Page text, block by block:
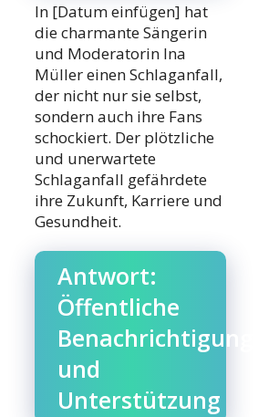
In [Datum einfügen] hat
die charmante Sängerin
und Moderatorin Ina
Müller einen Schlaganfall,
der nicht nur sie selbst,
sondern auch ihre Fans
schockiert. Der plötzliche
und unerwartete
Schlaganfall gefährdete
ihre Zukunft, Karriere und
Gesundheit.
Antwort:
Öffentliche
Benachrichtigung
und
Unterstützung